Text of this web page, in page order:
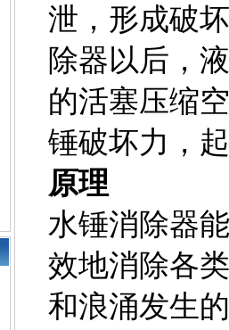
泄，形成破
除器以后，
的活塞压缩
锤破坏力，
原理
水锤消除器
效地消除各
和浪涌发生